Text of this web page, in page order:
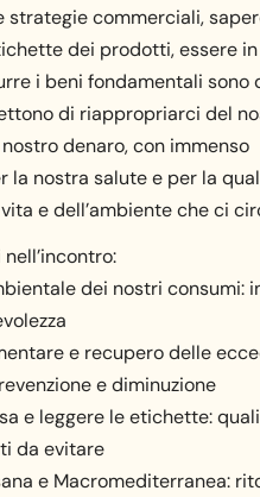
strategie commerciali,
dei prodotti, essere
i beni fondamentali sono
di riappropriarci del
denaro, con immenso
la nostra salute e per la
e dell’ambiente che ci
dei nostri consumi:
e recupero delle
e diminuzione
e leggere le etichette:
da evitare
e Macromediterranea: